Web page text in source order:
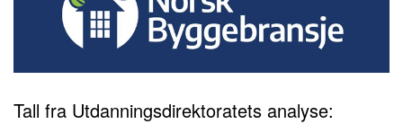
Tall fra Utdanningsdirektoratets analyse: